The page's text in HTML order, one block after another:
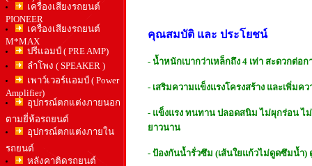
เครื่องเสียงรถยนต์
PIONEER
เครื่องเสียงรถยนต์
M*MAX
ปรีแอมป์ ( PRE AMP)
ลำโพง ( SPEAKER )
เพาว์เวอร์แอมป์ ( Power
Amplifier)
อุปกรณ์ตกแต่งภายนอก
ตามยี่ห้อรถยนต์
อุปกรณ์ตกแต่งภายใน
รถยนต์
หลังคาติดรถยนต์
คุณสมบัติ และ ประโยชน์
- น้ำหนักเบากว่าเหล็กถึง 4 เท่า สะดวกต่อ
- เสริมความแข็งแรงโครงสร้าง และเพิ่ม
- แข็งแรง ทนทาน ปลอดสนิม ไม่ผุกร่อน ไ
ยาวนาน
- ป้องกันน้ำรั่วซึม (เส้นใยแก้วไม่ดูดซึมน้ำ)